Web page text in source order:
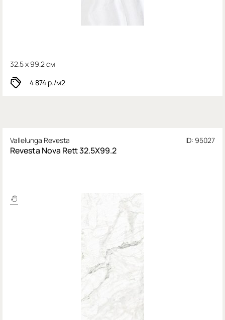
32.5 x 99.2 см
4 874 р./м2
Vallelunga Revesta ID: 95027
Revesta Nova Rett 32.5X99.2